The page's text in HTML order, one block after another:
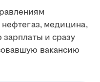
медицина,
и сразу
вакансию